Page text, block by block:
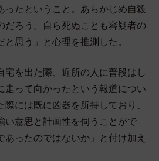
ったということ。あらかじめ自殺
だろう。自ら死ぬことも容疑者の
思う」と心理を推測した。
を出た際、近所の人に普段はし
走って向かったという報道につい
には既に凶器を所持しており、
い意思と計画性を伺うことがで
あったのではないか」と付け加え